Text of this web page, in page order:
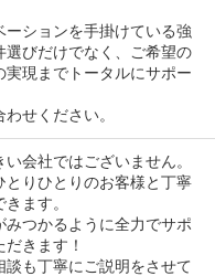
ーションを手掛けている強
選びだけでなく、ご希望の
実現までトータルにサポー
せください。
会社ではございません。
とりひとりのお客様と丁寧
ます。
みつかるように全力でサポ
きます！
談も丁寧にご説明をさせて